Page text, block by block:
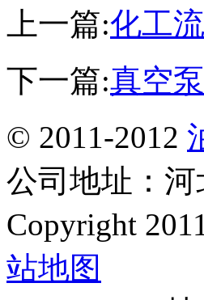
上一篇:化工
下一篇:真空
© 2011-2012
公司地址：
Copyright
站地图